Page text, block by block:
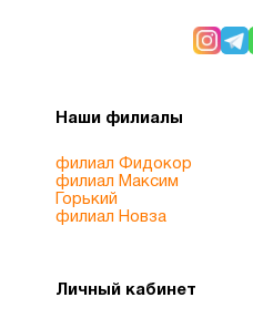
Наши филиалы
филиал Фидокор
филиал Максим
Горький
филиал Новза
Личный кабинет